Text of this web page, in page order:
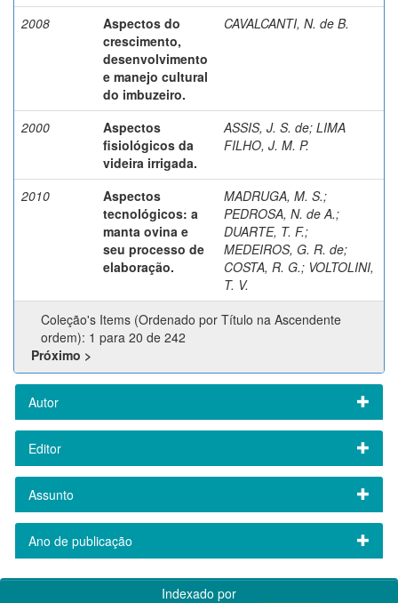
2008
Aspectos do
crescimento,
desenvolvimento
e manejo cultural
do imbuzeiro.
CAVALCANTI, N. de B.
2000
Aspectos
fisiológicos da
videira irrigada.
ASSIS, J. S. de; LIMA
FILHO, J. M. P.
2010
Aspectos
tecnológicos: a
manta ovina e
seu processo de
elaboração.
MADRUGA, M. S.;
PEDROSA, N. de A.;
DUARTE, T. F.;
MEDEIROS, G. R. de;
COSTA, R. G.; VOLTOLINI,
T. V.
Coleção's Items (Ordenado por Título na Ascendente
ordem): 1 para 20 de 242
Próximo >
Autor
Editor
Assunto
Ano de publicação
Indexado por